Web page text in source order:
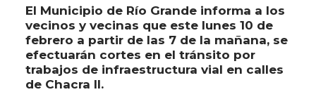
El Municipio de Río Grande informa a los
vecinos y vecinas que este lunes 10 de
febrero a partir de las 7 de la mañana, se
efectuarán cortes en el tránsito por
trabajos de infraestructura vial en calles
de Chacra II.